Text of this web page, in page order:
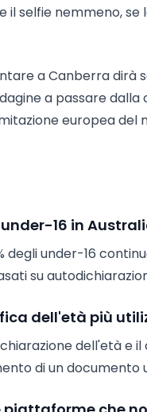
il selfie nemmeno,
a Canberra dirà
a passare
europea
16 in
degli under-16
su
dell'età più
dell'età e
di un documento